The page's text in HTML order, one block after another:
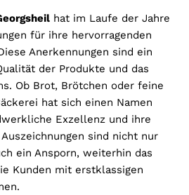
hat im Laufe der Jahre
für ihre hervorragenden
Anerkennungen sind ein
der Produkte und das
Ob Brot, Brötchen oder feine
hat sich einen Namen
Exzellenz und ihre
sind nicht nur
ein Ansporn, weiterhin das
Kunden mit erstklassigen